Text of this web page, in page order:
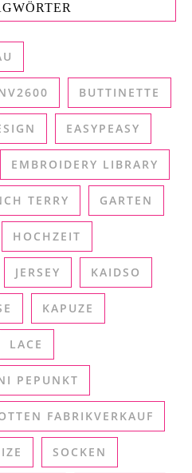
BUTTINETTE
EASYPEASY
EMBROIDERY LIBRARY
TERRY GARTEN
HOCHZEIT
JERSEY KAIDSO
KAPUZE
LACE
PEPUNKT
FABRIKVERKAUF
SOCKEN